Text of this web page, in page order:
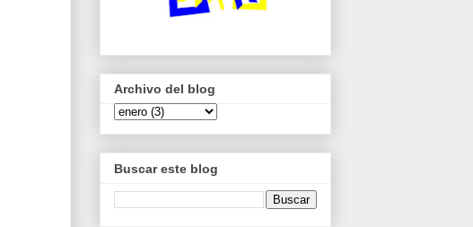
Archivo del blog
Buscar este blog